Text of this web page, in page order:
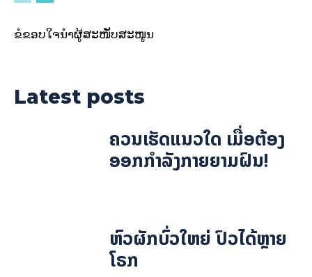
ຂໍຂອບໃຈນຳຜູ້ສະໜັບສະໜູນ
Latest posts
ຄວນເຮັດແນວໃດ ເມື່ອຕ້ອງ
ອອກກຳລັງກາຍຍາມຝົນ!
ຫົວຜັກບົ່ວໃຫຍ່ ປົວໄດ້ຫຼາຍ
ໂຣກ